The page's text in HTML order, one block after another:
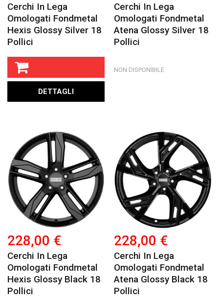
Cerchi In Lega
Omologati Fondmetal
Hexis Glossy Silver 18
Pollici
DETTAGLI
Cerchi In Lega
Omologati Fondmetal
Atena Glossy Silver 18
Pollici
NON DISPONIBILE
228,00 €
Cerchi In Lega
Omologati Fondmetal
Hexis Glossy Black 18
Pollici
228,00 €
Cerchi In Lega
Omologati Fondmetal
Atena Glossy Black 18
Pollici